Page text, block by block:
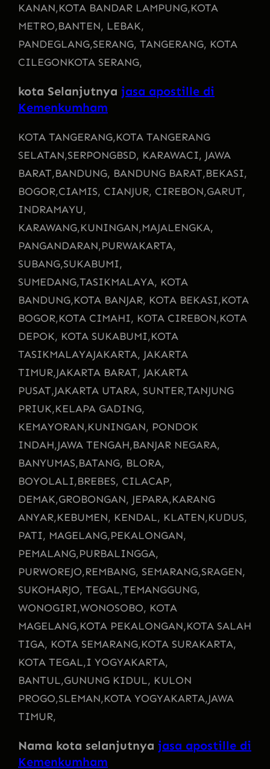
KANAN,KOTA BANDAR LAMPUNG,KOTA
METRO,BANTEN, LEBAK,
PANDEGLANG,SERANG, TANGERANG, KOTA
CILEGONKOTA SERANG,
kota Selanjutnya jasa apostille di
Kemenkumham
KOTA TANGERANG,KOTA TANGERANG
SELATAN,SERPONGBSD, KARAWACI, JAWA
BARAT,BANDUNG, BANDUNG BARAT,BEKASI,
BOGOR,CIAMIS, CIANJUR, CIREBON,GARUT,
INDRAMAYU,
KARAWANG,KUNINGAN,MAJALENGKA,
PANGANDARAN,PURWAKARTA,
SUBANG,SUKABUMI,
SUMEDANG,TASIKMALAYA, KOTA
BANDUNG,KOTA BANJAR, KOTA BEKASI,KOTA
BOGOR,KOTA CIMAHI, KOTA CIREBON,KOTA
DEPOK, KOTA SUKABUMI,KOTA
TASIKMALAYAJAKARTA, JAKARTA
TIMUR,JAKARTA BARAT, JAKARTA
PUSAT,JAKARTA UTARA, SUNTER,TANJUNG
PRIUK,KELAPA GADING,
KEMAYORAN,KUNINGAN, PONDOK
INDAH,JAWA TENGAH,BANJAR NEGARA,
BANYUMAS,BATANG, BLORA,
BOYOLALI,BREBES, CILACAP,
DEMAK,GROBONGAN, JEPARA,KARANG
ANYAR,KEBUMEN, KENDAL, KLATEN,KUDUS,
PATI, MAGELANG,PEKALONGAN,
PEMALANG,PURBALINGGA,
PURWOREJO,REMBANG, SEMARANG,SRAGEN,
SUKOHARJO, TEGAL,TEMANGGUNG,
WONOGIRI,WONOSOBO, KOTA
MAGELANG,KOTA PEKALONGAN,KOTA SALAH
TIGA, KOTA SEMARANG,KOTA SURAKARTA,
KOTA TEGAL,I YOGYAKARTA,
BANTUL,GUNUNG KIDUL, KULON
PROGO,SLEMAN,KOTA YOGYAKARTA,JAWA
TIMUR,
Nama kota selanjutnya jasa apostille di
Kemenkumham